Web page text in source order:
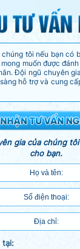
tôi nếu bạn có
muốn được
Đội ngũ chuyên
hỗ trợ và cung
gia của chúng
cho bạn.
tại: